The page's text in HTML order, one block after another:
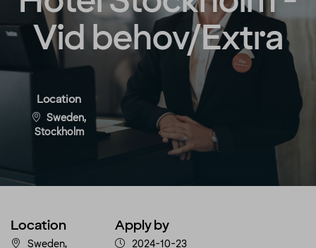
Vid behov/Extra
Location
Sweden,
Stockholm
Location
Sweden,
Apply by
2024-10-23